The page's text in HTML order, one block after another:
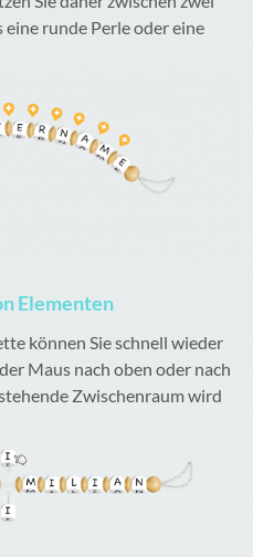
runde Perle oder eine
Elementen
können Sie schnell wieder
Maus nach oben oder nach
Zwischenraum wird